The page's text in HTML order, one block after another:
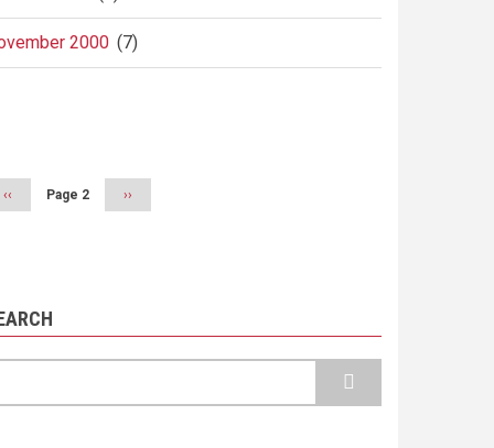
2000 (7)
Previous
page
‹‹ Page 2
Next
page
››